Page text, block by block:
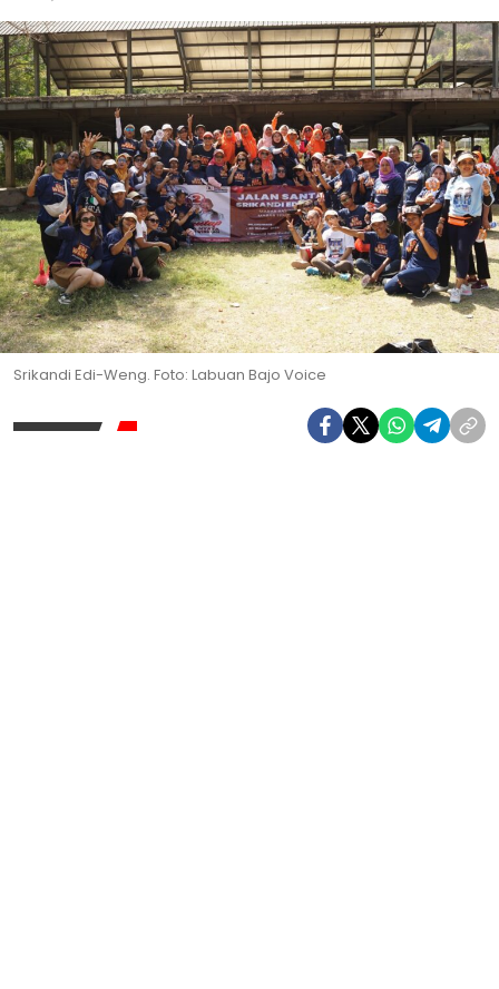
Srikandi Edi-Weng. Foto: Labuan Bajo Voice